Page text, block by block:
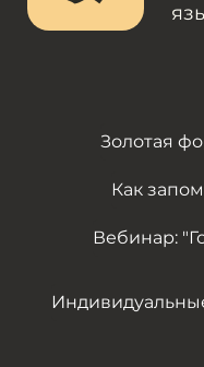
Золотая
Как
Вебинар: